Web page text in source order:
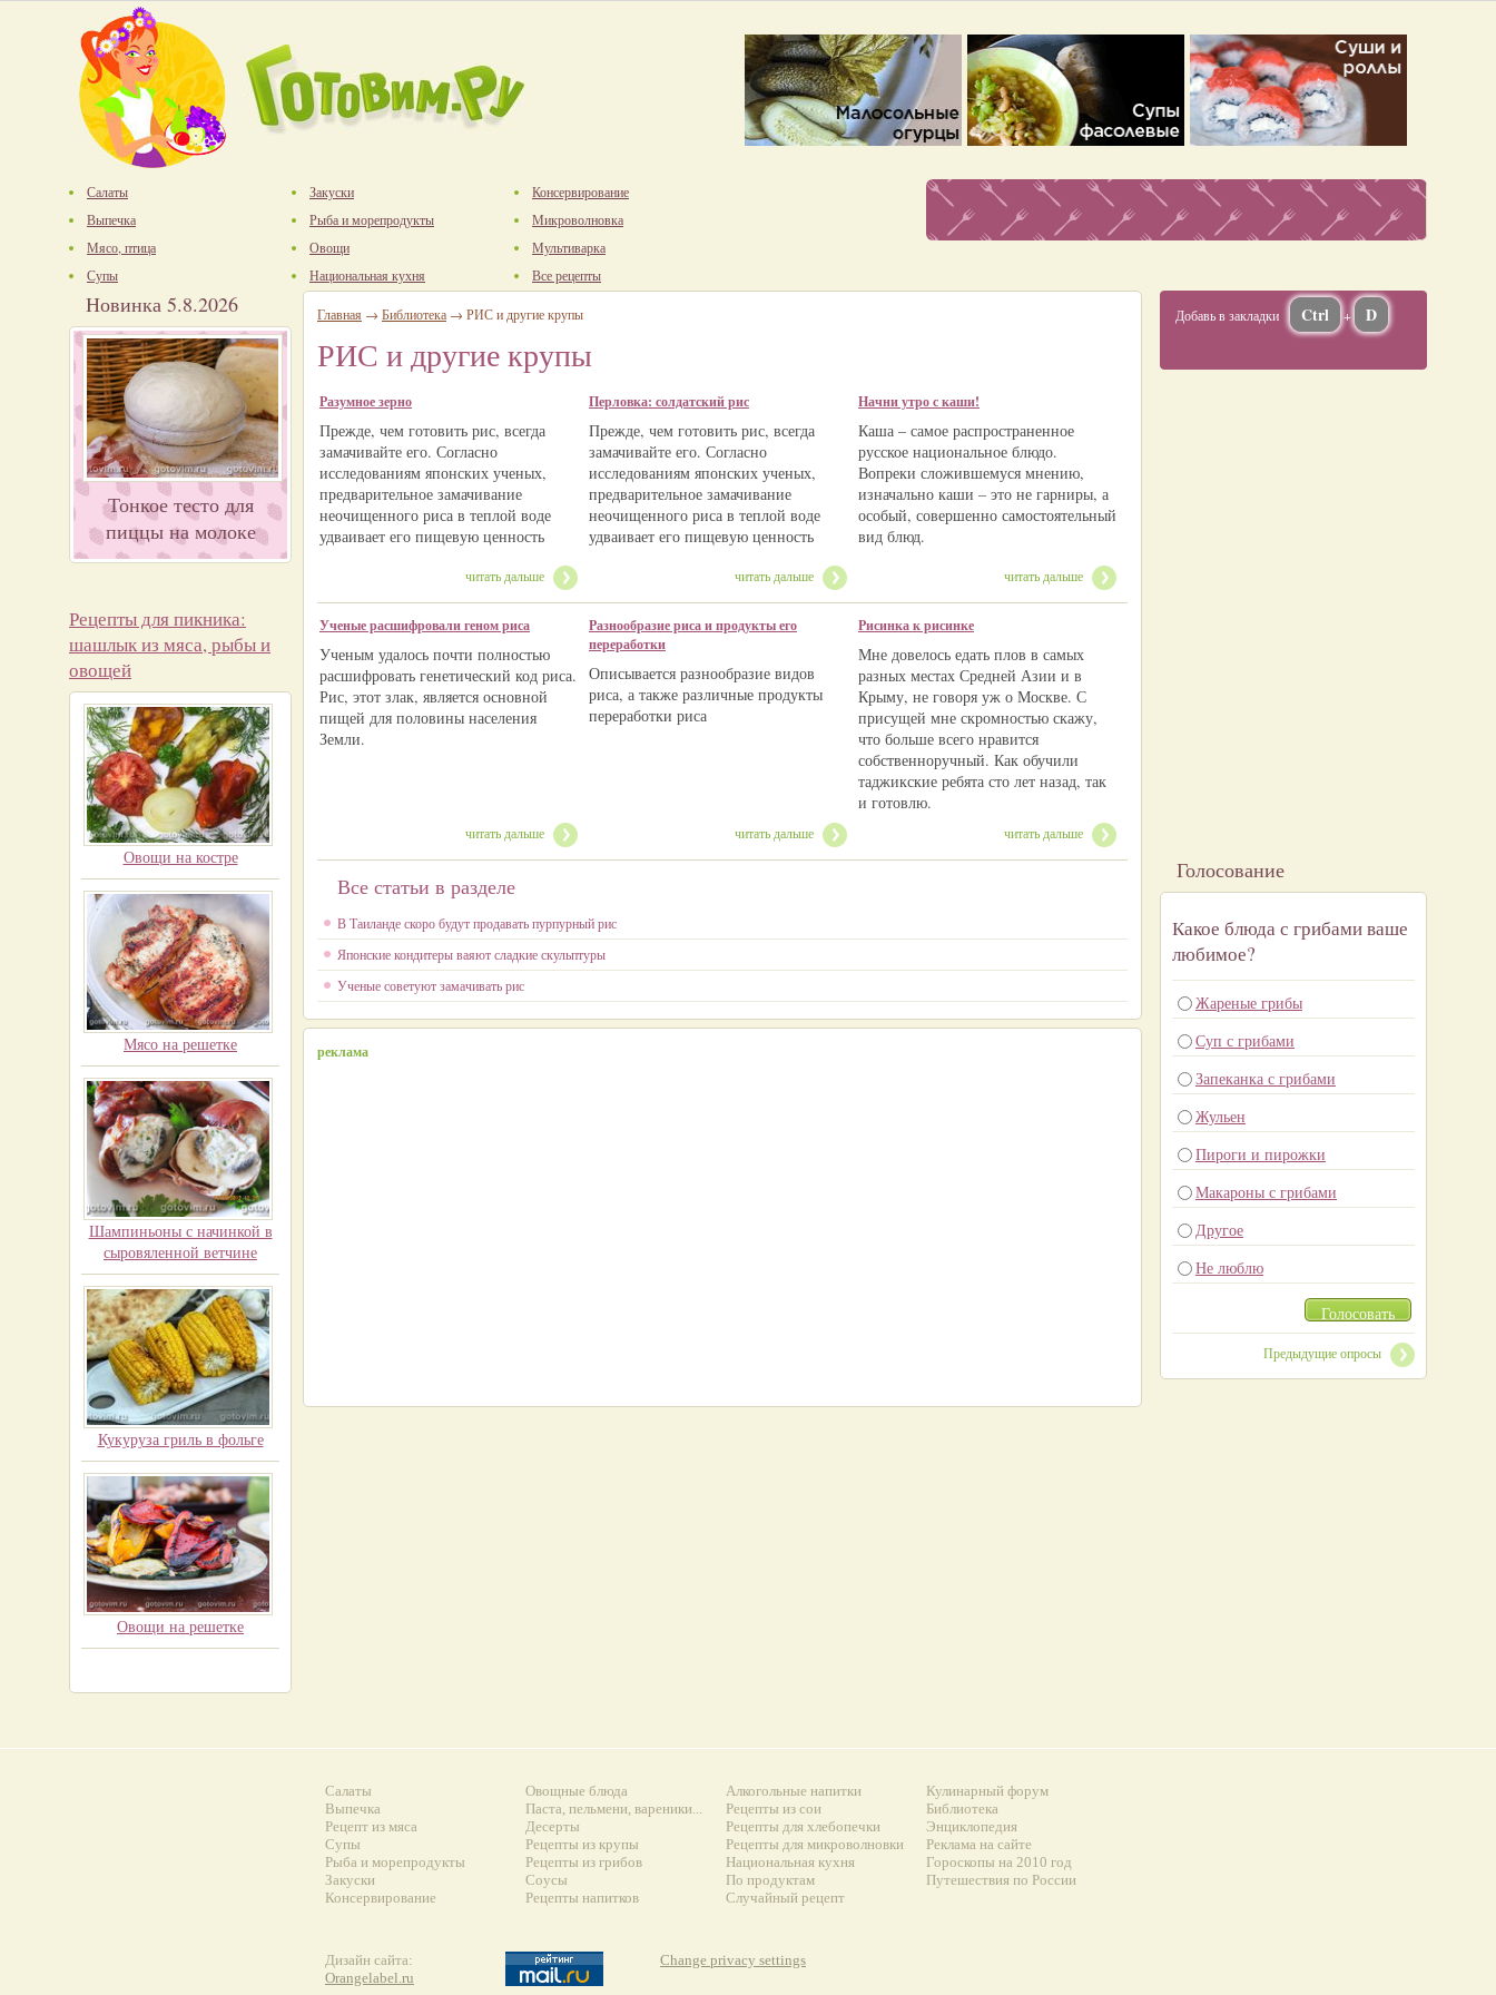
Салаты
Выпечка
Мясо, птица
Супы
Закуски
Рыба и морепродукты
Овощи
Национальная кухня
Консервирование
Микроволновка
Мультиварка
Все рецепты
Новинка 5.8.2026
Тонкое тесто для
пиццы на молоке
Рецепты для пикника:
шашлык из мяса, рыбы и
овощей
Овощи на костре
Мясо на решетке
Шампиньоны с начинкой в
сыровяленной ветчине
Кукуруза гриль в фольге
Овощи на решетке
Главная → Библиотека → РИС и другие крупы
РИС и другие крупы
Начни утро с каши!
Каша – самое распространенное
русское национальное блюдо.
Вопреки сложившемуся мнению,
изначально каши – это не гарниры, а
особый, совершенно самостоятельный
вид блюд.
Перловка: солдатский рис
Прежде, чем готовить рис, всегда
замачивайте его. Согласно
исследованиям японских ученых,
предварительное замачивание
неочищенного риса в теплой воде
удваивает его пищевую ценность
Разумное зерно
Прежде, чем готовить рис, всегда
замачивайте его. Согласно
исследованиям японских ученых,
предварительное замачивание
неочищенного риса в теплой воде
удваивает его пищевую ценность
читать дальше
читать дальше
читать дальше
Рисинка к рисинке
Мне довелось едать плов в самых
разных местах Средней Азии и в
Крыму, не говоря уж о Москве. С
присущей мне скромностью скажу,
что больше всего нравится
собственноручный. Как обучили
таджикские ребята сто лет назад, так
и готовлю.
Разнообразие риса и продукты его
переработки
Описывается разнообразие видов
риса, а также различные продукты
переработки риса
Ученые расшифровали геном риса
Ученым удалось почти полностью
расшифровать генетический код риса.
Рис, этот злак, является основной
пищей для половины населения
Земли.
читать дальше
читать дальше
читать дальше
Все статьи в разделе
В Таиланде скоро будут продавать пурпурный рис
Японские кондитеры ваяют сладкие скульптуры
Ученые советуют замачивать рис
реклама
Добавь в закладки Ctrl + D
Голосование
Какое блюда с грибами ваше
любимое?
Жареные грибы
Суп с грибами
Запеканка с грибами
Жульен
Пироги и пирожки
Макароны с грибами
Другое
Не люблю
Голосовать
Предыдущие опросы
Салаты
Выпечка
Рецепт из мяса
Супы
Рыба и морепродукты
Закуски
Консервирование
Овощные блюда
Паста, пельмени, вареники...
Десерты
Рецепты из крупы
Рецепты из грибов
Соусы
Рецепты напитков
Алкогольные напитки
Рецепты из сои
Рецепты для хлебопечки
Рецепты для микроволновки
Национальная кухня
По продуктам
Случайный рецепт
Кулинарный форум
Библиотека
Энциклопедия
Реклама на сайте
Гороскопы на 2010 год
Путешествия по России
Дизайн сайта:
Orangelabel.ru
Change privacy settings